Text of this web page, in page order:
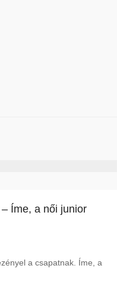
Íme, a női junior
a csapatnak. Íme, a